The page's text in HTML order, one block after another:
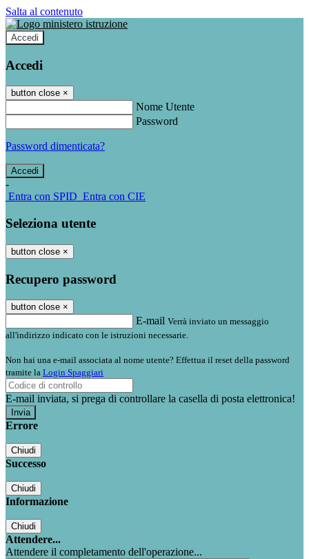
Salta al contenuto
Accedi
Accedi
button close ×
Nome Utente
Password
Password dimenticata?
-
Entra con SPID Entra con CIE
Seleziona utente
button close ×
Recupero password
button close ×
E-mail Verrà inviato un messaggio
all'indirizzo indicato con le istruzioni necessarie.
Non hai una e-mail associata al nome utente? Effettua il reset della password
tramite la Login Spaggiari
E-mail inviata, si prega di controllare la casella di posta elettronica!
Errore
Chiudi
Successo
Chiudi
Informazione
Chiudi
Attendere...
Attendere il completamento dell'operazione...